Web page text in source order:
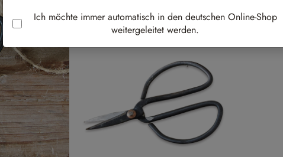
Ich möchte immer automatisch in den deutschen Online-Shop
weitergeleitet werden.